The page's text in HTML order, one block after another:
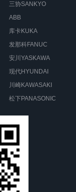
三协SANKYO
ABB
库卡KUKA
发那科FANUC
安川YASKAWA
现代HYUNDAI
川崎KAWASAKI
松下PANASONIC